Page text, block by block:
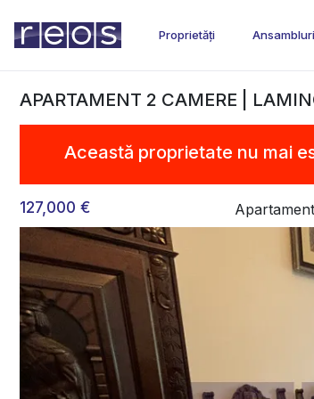
Proprietăți
APARTAMENT 2 CAMERE |
Această proprietate nu mai
127,000 €